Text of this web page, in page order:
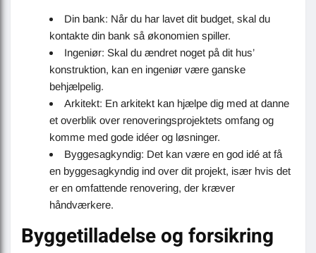
Din bank: Når du har lavet dit budget, skal du
kontakte din bank så økonomien spiller.
Ingeniør: Skal du ændret noget på dit hus’
konstruktion, kan en ingeniør være ganske
behjælpelig.
Arkitekt: En arkitekt kan hjælpe dig med at danne
et overblik over renoveringsprojektets omfang og
komme med gode idéer og løsninger.
Byggesagkyndig: Det kan være en god idé at få
en byggesagkyndig ind over dit projekt, især hvis det
er en omfattende renovering, der kræver
håndværkere.
Byggetilladelse og forsikring